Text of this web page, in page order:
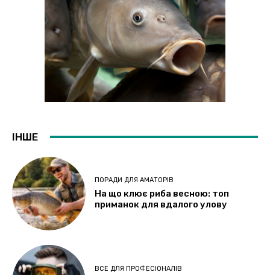
ІНШЕ
ПОРАДИ ДЛЯ АМАТОРІВ
На що клює риба весною: топ
приманок для вдалого улову
ВСЕ ДЛЯ ПРОФЕСІОНАЛІВ